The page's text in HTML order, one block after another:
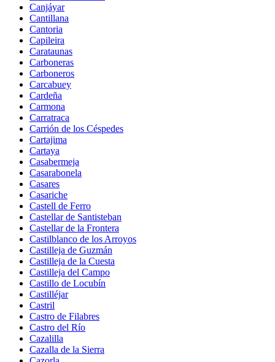
Canjáyar
Cantillana
Cantoria
Capileira
Carataunas
Carboneras
Carboneros
Carcabuey
Cardeña
Carmona
Carratraca
Carrión de los Céspedes
Cartajima
Cartaya
Casabermeja
Casarabonela
Casares
Casariche
Castell de Ferro
Castellar de Santisteban
Castellar de la Frontera
Castilblanco de los Arroyos
Castilleja de Guzmán
Castilleja de la Cuesta
Castilleja del Campo
Castillo de Locubín
Castilléjar
Castril
Castro de Filabres
Castro del Río
Cazalilla
Cazalla de la Sierra